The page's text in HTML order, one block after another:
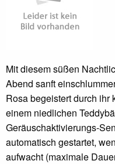
Mit diesem süßen
Abend sanft
Rosa begeistert durch
einem niedlichen
Geräuschaktivierungs-
automatisch gestartet,
aufwacht (maximale